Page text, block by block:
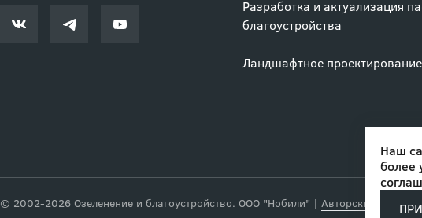
Наш
более
Разработка и актуализация
благоустройства
Ландшафтное проектирование
© 2002-2026 Озеленение и благоустройство. ООО "Нобили" | Авторские права